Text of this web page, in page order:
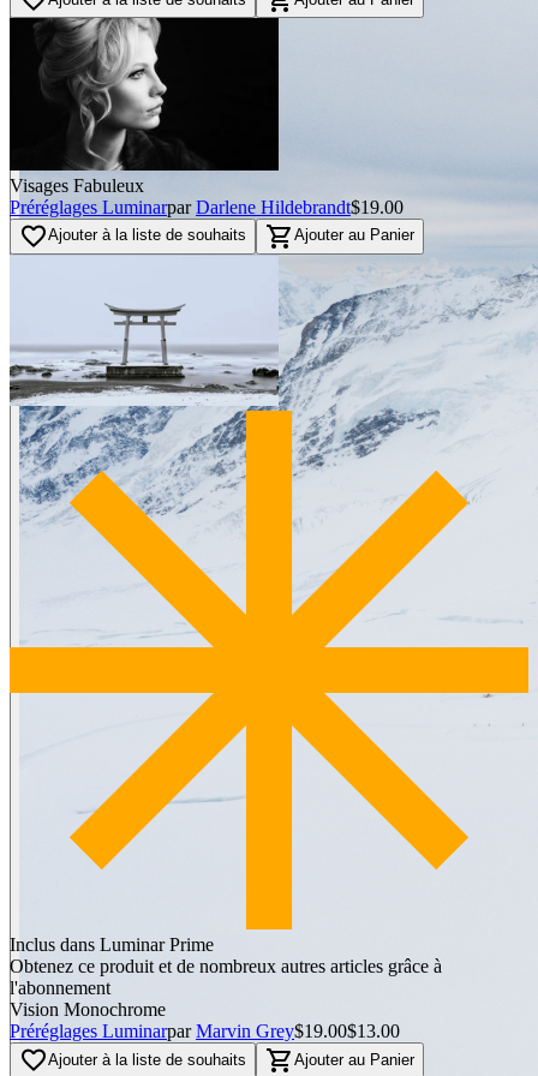
Visages Fabuleux
Préréglages Luminarpar Darlene Hildebrandt$19.00
favorite_borderAjouter à la liste de souhaits shopping_cart Ajouter au Panier
Inclus dans Luminar Prime
Obtenez ce produit et de nombreux autres articles grâce à
l'abonnement
Vision Monochrome
Préréglages Luminarpar Marvin Grey$19.00$13.00
favorite_borderAjouter à la liste de souhaits shopping_cart Ajouter au Panier